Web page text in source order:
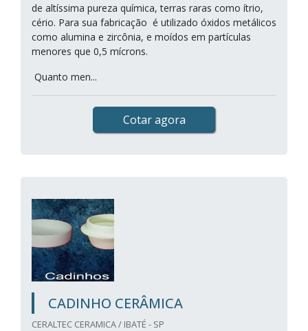
de altíssima pureza química, terras raras como ítrio,
cério. Para sua fabricação é utilizado óxidos metálicos
como alumina e zircônia, e moídos em partículas
menores que 0,5 mícrons.
Quanto men...
Cotar agora
CADINHO CERÂMICA
CERALTEC CERAMICA / IBATÉ - SP